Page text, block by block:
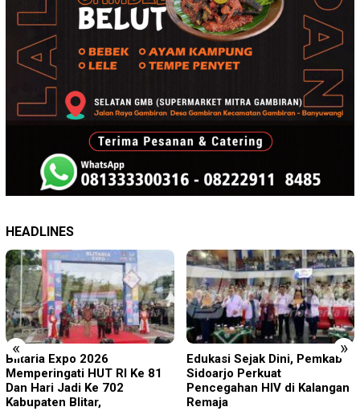
HEADLINES
« »
Edukasi Sejak Dini, Pemkab
Sidoarjo Perkuat
Pencegahan HIV di Kalangan
Remaja
Pimrus Filesatu.co.id
Supono, S.H. Menuju Tanah
Suci, Manajemen Pastikan
Pelayanan Berita Tetap